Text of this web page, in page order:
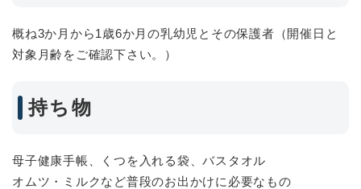
概ね3か月から1歳6か月の乳幼児とその保護者（開催日と
対象月齢をご確認下さい。）
持ち物
母子健康手帳、くつを入れる袋、バスタオル
オムツ・ミルクなど普段のお出かけに必要なもの